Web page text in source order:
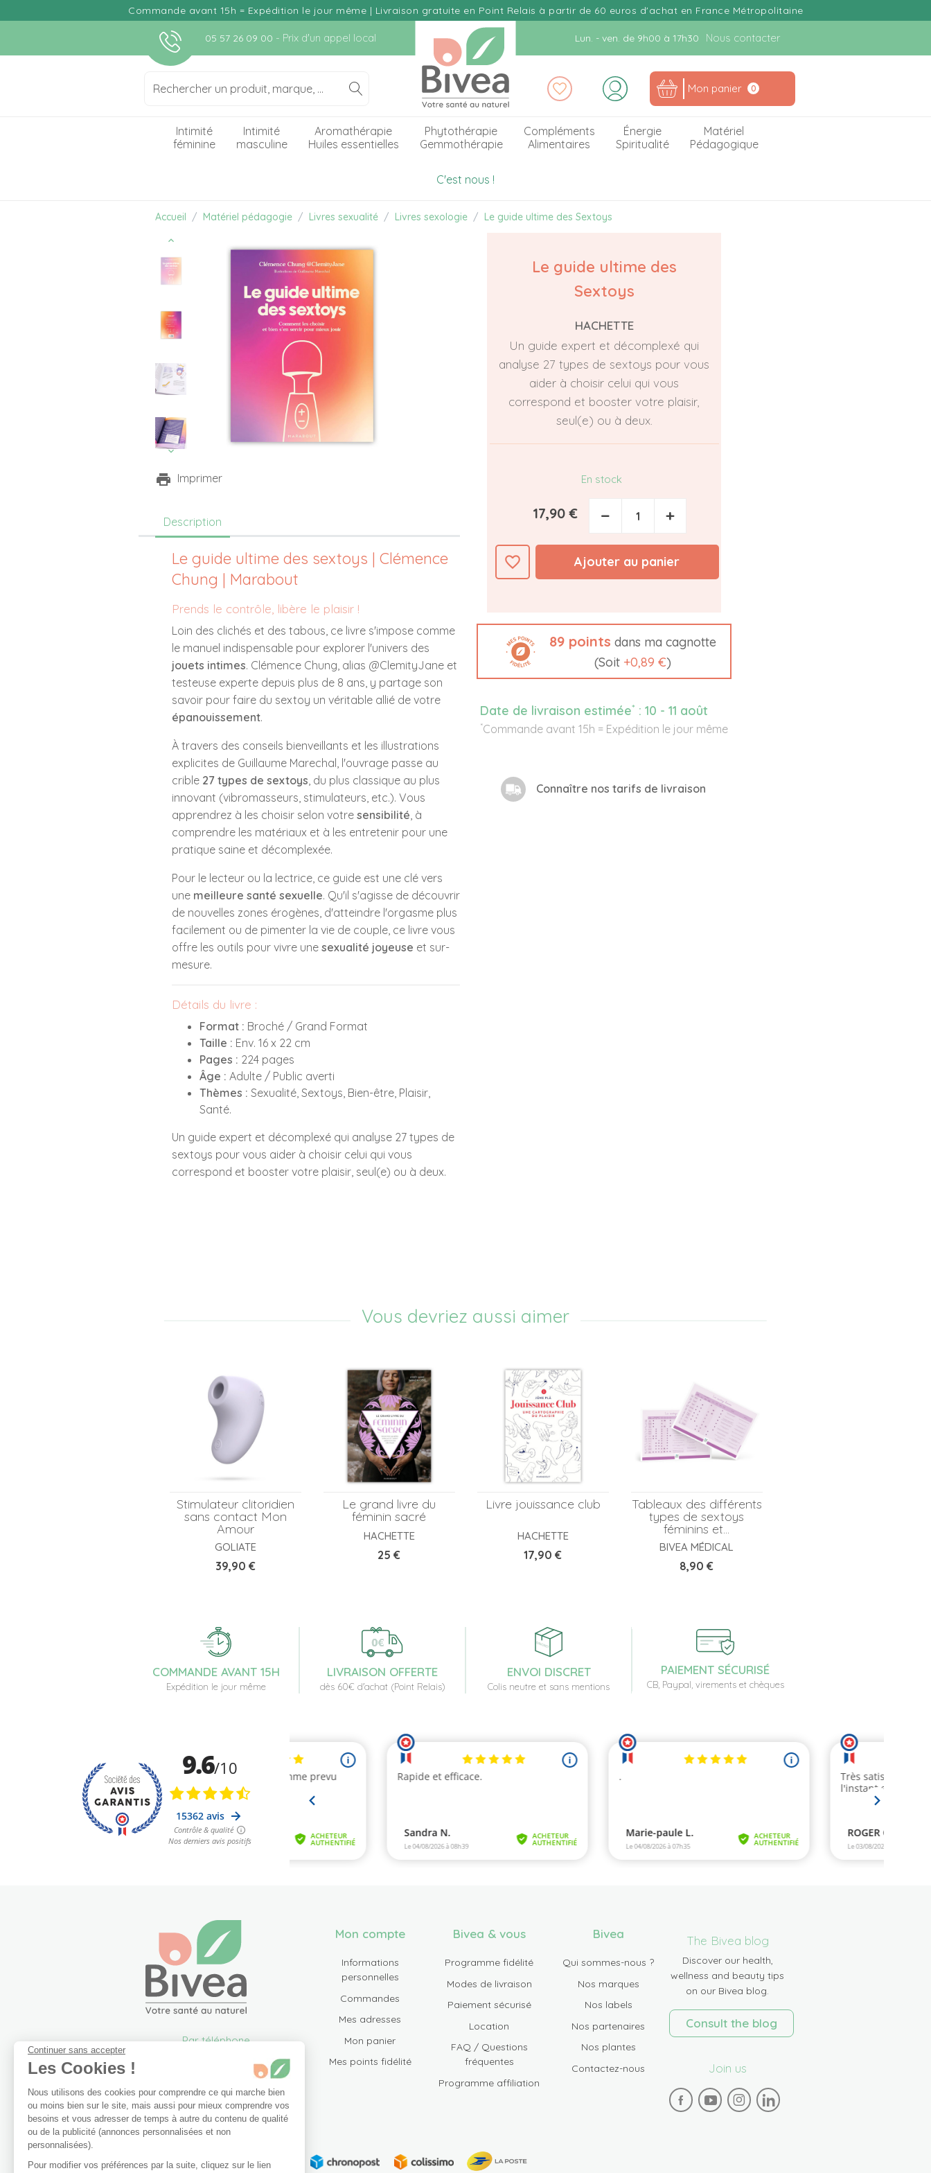
Commande avant 15h = Expédition le jour même | Livraison gratuite en Point Relais à partir de 60 euros d'achat en France Métropolitaine
05 57 26 09 00 - Prix d'un appel local Lun. - ven. de 9h00 à 17h30 Nous contacter
Mon panier 0
Intimité
féminine
Intimité
masculine
Aromathérapie
Huiles essentielles
Phytothérapie
Gemmothérapie
Compléments
Alimentaires
Énergie
Spiritualité
Matériel
Pédagogique
C'est nous !
Accueil Matériel pédagogie Livres sexualité Livres sexologie Le guide ultime des Sextoys
Imprimer
Le guide ultime des
Sextoys
HACHETTE
Un guide expert et décomplexé qui
analyse 27 types de sextoys pour vous
aider à choisir celui qui vous
correspond et booster votre plaisir,
seul(e) ou à deux.
En stock
17,90 € − +
favorite_border Ajouter au panier
89 points dans ma cagnotte
(Soit +0,89 €)
Date de livraison estimée* : 10 - 11 août
*Commande avant 15h = Expédition le jour même
Connaître nos tarifs de livraison
Description
Le guide ultime des sextoys | Clémence
Chung | Marabout
Prends le contrôle, libère le plaisir !
Loin des clichés et des tabous, ce livre s'impose comme
le manuel indispensable pour explorer l'univers des
jouets intimes. Clémence Chung, alias @ClemityJane et
testeuse experte depuis plus de 8 ans, y partage son
savoir pour faire du sextoy un véritable allié de votre
épanouissement.
À travers des conseils bienveillants et les illustrations
explicites de Guillaume Marechal, l'ouvrage passe au
crible 27 types de sextoys, du plus classique au plus
innovant (vibromasseurs, stimulateurs, etc.). Vous
apprendrez à les choisir selon votre sensibilité, à
comprendre les matériaux et à les entretenir pour une
pratique saine et décomplexée.
Pour le lecteur ou la lectrice, ce guide est une clé vers
une meilleure santé sexuelle. Qu'il s'agisse de découvrir
de nouvelles zones érogènes, d'atteindre l'orgasme plus
facilement ou de pimenter la vie de couple, ce livre vous
offre les outils pour vivre une sexualité joyeuse et sur-
mesure.
Détails du livre :
Format : Broché / Grand Format
Taille : Env. 16 x 22 cm
Pages : 224 pages
Âge : Adulte / Public averti
Thèmes : Sexualité, Sextoys, Bien-être, Plaisir,
Santé.
Un guide expert et décomplexé qui analyse 27 types de
sextoys pour vous aider à choisir celui qui vous
correspond et booster votre plaisir, seul(e) ou à deux.
Vous devriez aussi aimer
Stimulateur clitoridien
sans contact Mon
Amour
GOLIATE
Prix
39,90 €
Le grand livre du
féminin sacré
HACHETTE
Prix
25 €
Livre jouissance club
HACHETTE
Prix
17,90 €
Tableaux des différents
types de sextoys
féminins et...
BIVEA MÉDICAL
Prix
8,90 €
COMMANDE AVANT 15H
Expédition le jour même
LIVRAISON OFFERTE
dès 60€ d'achat (Point Relais)
ENVOI DISCRET
Colis neutre et sans mentions
PAIEMENT SÉCURISÉ
CB, Paypal, virements et chèques
Par téléphone
info@bivea.com
6 rue du Solarium
33170 Gradignan
France Métropolitaine
Mon compte
Informations
personnelles
Commandes
Mes adresses
Mon panier
Mes points fidélité
Bivea & vous
Programme fidélité
Modes de livraison
Paiement sécurisé
Location
FAQ / Questions
fréquentes
Programme affiliation
Bivea
Qui sommes-nous ?
Nos marques
Nos labels
Nos partenaires
Nos plantes
Contactez-nous
The Bivea blog
Discover our health,
wellness and beauty tips
on our Bivea blog.
Consult the blog
Join us
Continuer sans accepter
Les Cookies !
Nous utilisons des cookies pour comprendre ce qui marche bien
ou moins bien sur le site, mais aussi pour mieux comprendre vos
besoins et vous adresser de temps à autre du contenu de qualité
ou de la publicité (annonces personnalisées et non
personnalisées).
Pour modifier vos préférences par la suite, cliquez sur le lien